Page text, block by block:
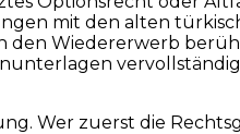
mit den alten
den Wiedererwerb
Wer zuerst die